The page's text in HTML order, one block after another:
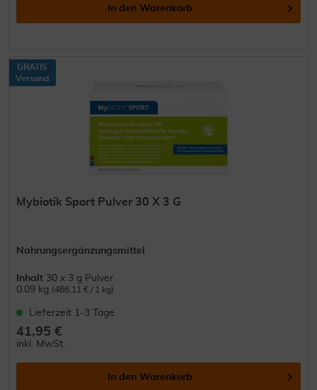
In den Warenkorb
GRATIS
Versand
Mybiotik Sport Pulver 30 X 3 G
Nahrungsergänzungsmittel
Inhalt 30 x 3 g Pulver
0.09 kg (466,11 € / 1 kg)
Lieferzeit 1-3 Tage
41,95 €
inkl. MwSt.
In den Warenkorb